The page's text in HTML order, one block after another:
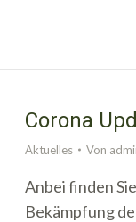
Corona
Aktuelles Von
Anbei finden
Bekämpfung